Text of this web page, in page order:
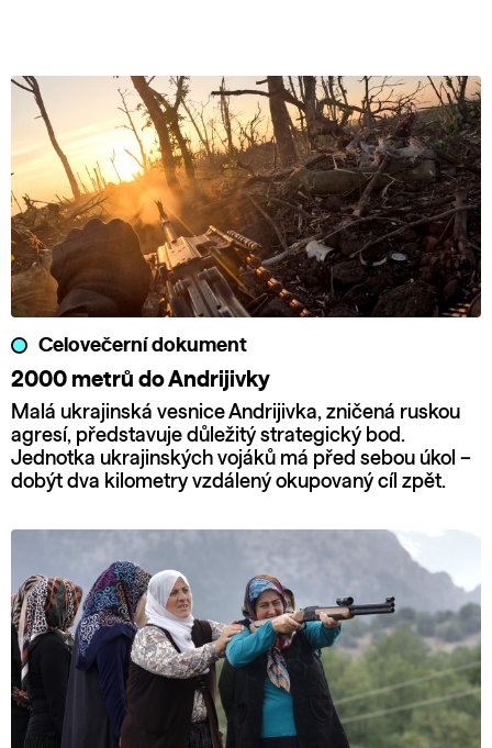
Celovečerní dokument
2000 metrů do Andrijivky
Malá ukrajinská vesnice Andrijivka, zničená ruskou
agresí, představuje důležitý strategický bod.
Jednotka ukrajinských vojáků má před sebou úkol –
dobýt dva kilometry vzdálený okupovaný cíl zpět.